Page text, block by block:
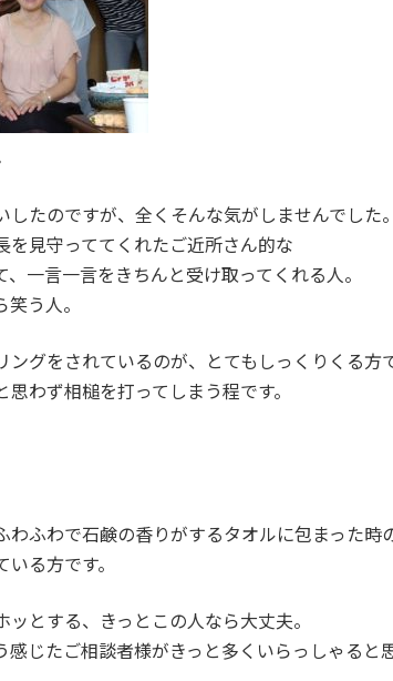
たのですが、全くそんな気がしませんでした。
を見守っててくれたご近所さん的な
一言一言をきちんと受け取ってくれる人。
う人。
グをされているのが、とてもしっくりくる方で
思わず相槌を打ってしまう程です。
わふわで石鹸の香りがするタオルに包まった時
る方です。
とする、きっとこの人なら大丈夫。
じたご相談者様がきっと多くいらっしゃると思